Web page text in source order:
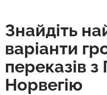
Знайдіть
варіанти
переказів
Норвегію